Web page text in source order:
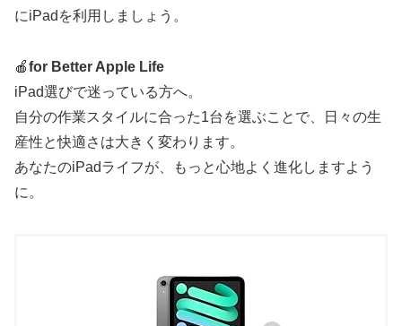
にiPadを利用しましょう。
🍎for Better Apple Life
iPad選びで迷っている方へ。
自分の作業スタイルに合った1台を選ぶことで、日々の生
産性と快適さは大きく変わります。
あなたのiPadライフが、もっと心地よく進化しますよう
に。